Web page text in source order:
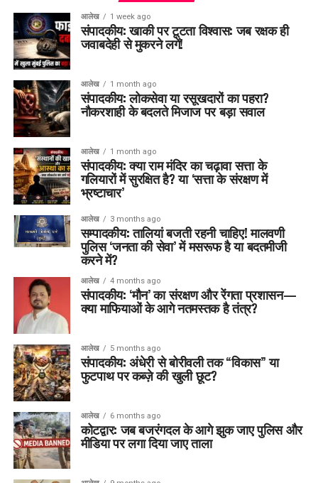
आलेख 1 week ago
संपादकीय: खाकी पर टूटता विश्वास: जब रक्षक ही
जवाबदेही से मुकरने लगें!
आलेख 1 month ago
संपादकीय: लोकसेवा या रसूखदारों का पहरा?
नौकरशाही के बदलते मिजाज पर बड़ा सवाल
आलेख 1 month ago
संपादकीय: क्या राम मंदिर का चढ़ावा सत्ता के
गलियारों में सुरक्षित है? या ‘सत्ता के संरक्षण में
भ्रष्टाचार’
आलेख 3 months ago
सम्पादकीय: तालियां बजती रहनी चाहिए! मालवणी
पुलिस ‘जनता की सेवा’ में मसरूफ है या बदतमीजी
करने में?
आलेख 4 months ago
संपादकीय: ‘मौन’ का संरक्षण और रेंगता प्रशासन—
क्या माफियाओं के आगे नतमस्तक है तंत्र?
आलेख 5 months ago
संपादकीय: अंधेरी से बोरीवली तक “विकास” या
फुटपाथ पर कब्ज़े की खुली छूट?
आलेख 6 months ago
कोटद्वार: जब बजरंगदल के आगे झुक जाए पुलिस और
मीडिया पर लगा दिया जाए ताला